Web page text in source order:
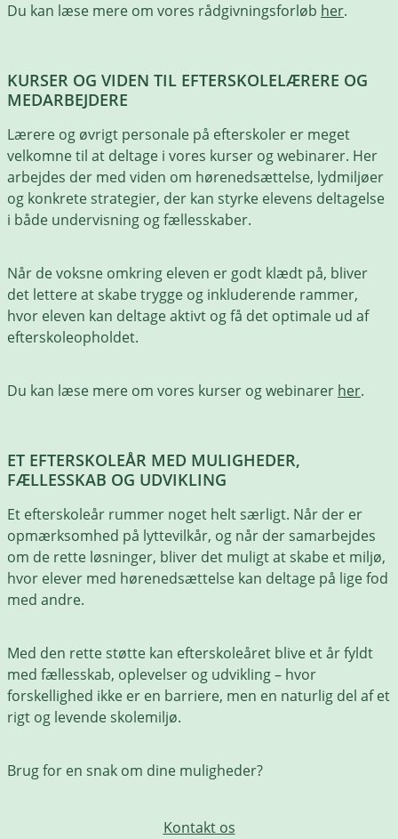
Du kan læse mere om vores rådgivningsforløb her.
KURSER OG VIDEN TIL EFTERSKOLELÆRERE OG
MEDARBEJDERE
Lærere og øvrigt personale på efterskoler er meget
velkomne til at deltage i vores kurser og webinarer. Her
arbejdes der med viden om hørenedsættelse, lydmiljøer
og konkrete strategier, der kan styrke elevens deltagelse
i både undervisning og fællesskaber.
Når de voksne omkring eleven er godt klædt på, bliver
det lettere at skabe trygge og inkluderende rammer,
hvor eleven kan deltage aktivt og få det optimale ud af
efterskoleopholdet.
Du kan læse mere om vores kurser og webinarer her.
ET EFTERSKOLEÅR MED MULIGHEDER,
FÆLLESSKAB OG UDVIKLING
Et efterskoleår rummer noget helt særligt. Når der er
opmærksomhed på lyttevilkår, og når der samarbejdes
om de rette løsninger, bliver det muligt at skabe et miljø,
hvor elever med hørenedsættelse kan deltage på lige fod
med andre.
Med den rette støtte kan efterskoleåret blive et år fyldt
med fællesskab, oplevelser og udvikling – hvor
forskellighed ikke er en barriere, men en naturlig del af et
rigt og levende skolemiljø.
Brug for en snak om dine muligheder?
Kontakt os